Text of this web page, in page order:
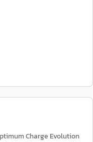
Charge Evolution